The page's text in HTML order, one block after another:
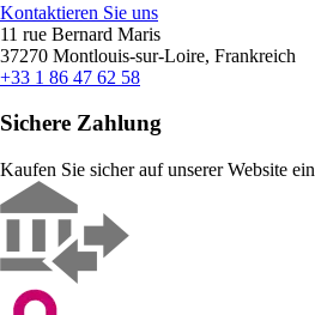
Kontaktieren Sie uns
11 rue Bernard Maris
37270 Montlouis-sur-Loire, Frankreich
+33 1 86 47 62 58
Sichere Zahlung
Kaufen Sie sicher auf unserer Website ein